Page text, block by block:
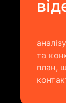
та
план,